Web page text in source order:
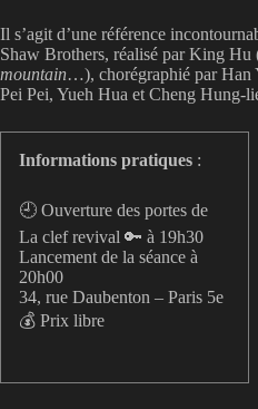
Il s’agit d’une référence
Shaw Brothers, réalisé par King Hu
mountain…), chorégraphié par Han
Pei Pei, Yueh Hua et Cheng Hung-
Informations pratiques :
🕘 Ouverture des portes de
La clef revival 🔑 à 19h30
Lancement de la séance à
20h00
34, rue Daubenton – Paris 5e
💰 Prix libre